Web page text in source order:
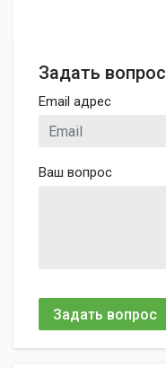
Задать вопрос
Email адрес
Ваш вопрос
Задать вопрос